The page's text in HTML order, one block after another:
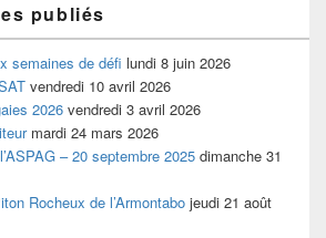
publiés
semaines de défi lundi 8 juin 2026
vendredi 10 avril 2026
2026 vendredi 3 avril 2026
mardi 24 mars 2026
– 20 septembre 2025 dimanche 31
Rocheux de l’Armontabo jeudi 21 août